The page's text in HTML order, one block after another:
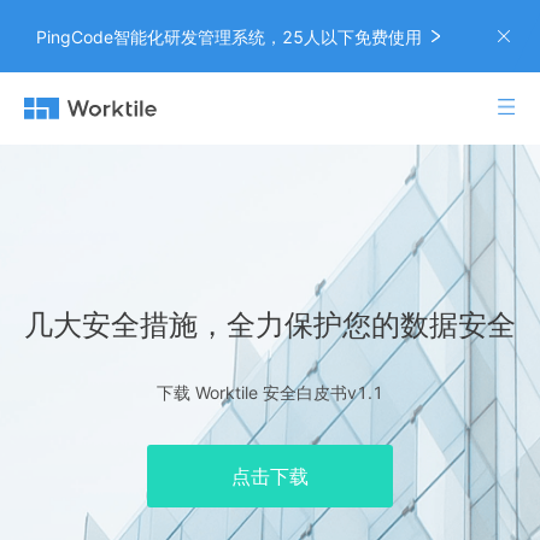
PingCode智能化研发管理系统，25人以下免费使用
几大安全措施，全力保护您的数据安全
下载 Worktile 安全白皮书v1.1
点击下载